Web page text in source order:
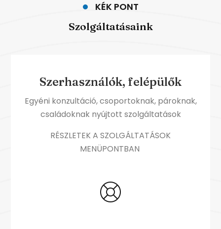
KÉK PONT
Szolgáltatásaink
Szerhasználók, felépülők
Egyéni konzultáció, csoportoknak, pároknak,
családoknak nyújtott szolgáltatások
RÉSZLETEK A SZOLGÁLTATÁSOK
MENÜPONTBAN